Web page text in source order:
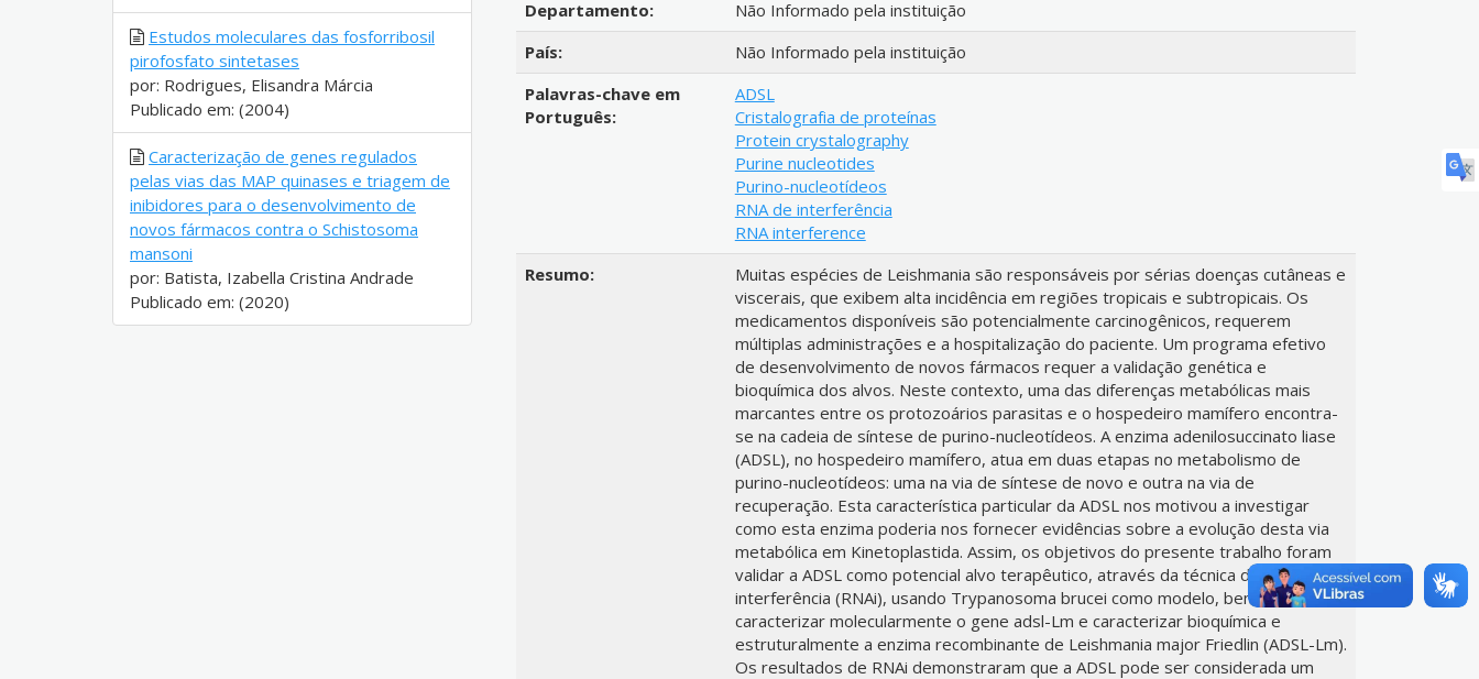
Departamento:
Não Informado pela instituição
País:
Não Informado pela instituição
Palavras-chave em
Português:
ADSL
Cristalografia de proteínas
Protein crystalography
Purine nucleotides
Purino-nucleotídeos
RNA de interferência
RNA interference
Resumo:
Muitas espécies de Leishmania são responsáveis por sérias doenças cutâneas e
viscerais, que exibem alta incidência em regiões tropicais e subtropicais. Os
medicamentos disponíveis são potencialmente carcinogênicos, requerem
múltiplas administrações e a hospitalização do paciente. Um programa efetivo
de desenvolvimento de novos fármacos requer a validação genética e
bioquímica dos alvos. Neste contexto, uma das diferenças metabólicas mais
marcantes entre os protozoários parasitas e o hospedeiro mamífero encontra-
se na cadeia de síntese de purino-nucleotídeos. A enzima adenilosuccinato liase
(ADSL), no hospedeiro mamífero, atua em duas etapas no metabolismo de
purino-nucleotídeos: uma na via de síntese de novo e outra na via de
recuperação. Esta característica particular da ADSL nos motivou a investigar
como esta enzima poderia nos fornecer evidências sobre a evolução desta via
metabólica em Kinetoplastida. Assim, os objetivos do presente trabalho foram
validar a ADSL como potencial alvo terapêutico, através da técnica de RNA de
interferência (RNAi), usando Trypanosoma brucei como modelo, bem como,
caracterizar molecularmente o gene adsl-Lm e caracterizar bioquímica e
estruturalmente a enzima recombinante de Leishmania major Friedlin (ADSL-Lm).
Os resultados de RNAi demonstraram que a ADSL pode ser considerada um
Estudos moleculares das fosforribosil
pirofosfato sintetases
por: Rodrigues, Elisandra Márcia
Publicado em: (2004)
Caracterização de genes regulados
pelas vias das MAP quinases e triagem de
inibidores para o desenvolvimento de
novos fármacos contra o Schistosoma
mansoni
por: Batista, Izabella Cristina Andrade
Publicado em: (2020)